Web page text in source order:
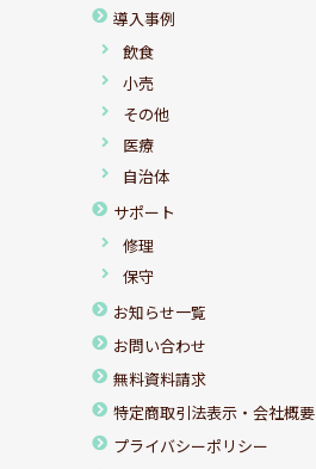
導入事例
飲食
小売
その他
医療
自治体
サポート
修理
保守
お知らせ一覧
お問い合わせ
無料資料請求
特定商取引法表示・会社概要
プライバシーポリシー